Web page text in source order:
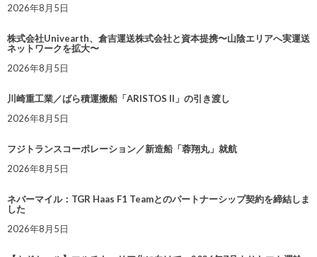
2026年8月5日
株式会社Univearth、倉吉運送株式会社と資本提携〜山陰エリアへ実運送
ネットワークを拡大〜
2026年8月5日
川崎重工業／ばら積運搬船「ARISTOS II」の引き渡し
2026年8月5日
フジトランスコーポレーション／新造船「蓉翔丸」就航
2026年8月5日
ネバーマイル：TGR Haas F1 Teamとのパートナーシップ契約を締結しま
した
2026年8月5日